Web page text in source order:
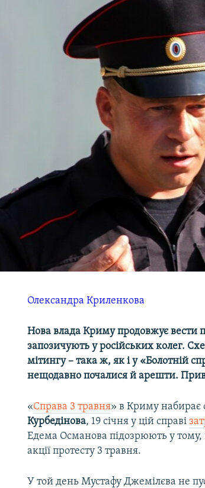
Олександра Криленкова
Нова влада Криму продовжує вести
запозичують у російських колег.
мітингу – така ж, як і у «Болотній
нещодавно почалися й арешти.
«Справа 3 травня» в Криму набирає
Курбедінова, 19 січня у цій справі
Едема Османова підозрюють у тому,
акції протесту 3 травня.
У той день Мустафу Джемілєва не